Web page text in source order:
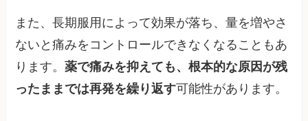
また、長期服用によって効果が落ち、量を増やさ
ないと痛みをコントロールできなくなることもあ
ります。薬で痛みを抑えても、根本的な原因が残
ったままでは再発を繰り返す可能性があります。